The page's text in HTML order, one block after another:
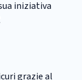
iniziativa
grazie al